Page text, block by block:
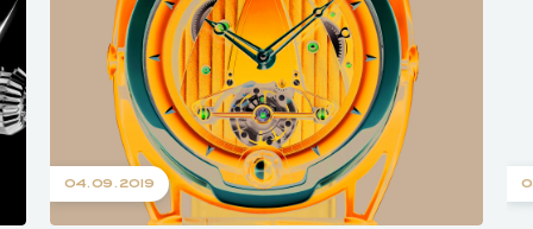
04.09.2019